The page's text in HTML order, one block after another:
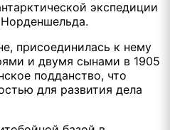
экспедиции
присоединилась к нему
и двумя сынами в 1905
подданство, что
для развития дела